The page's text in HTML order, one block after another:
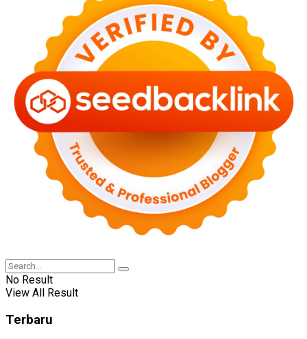
No Result
View All Result
Terbaru